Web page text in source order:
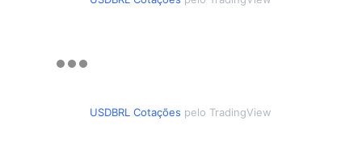
USDBRL Cotações pelo TradingView